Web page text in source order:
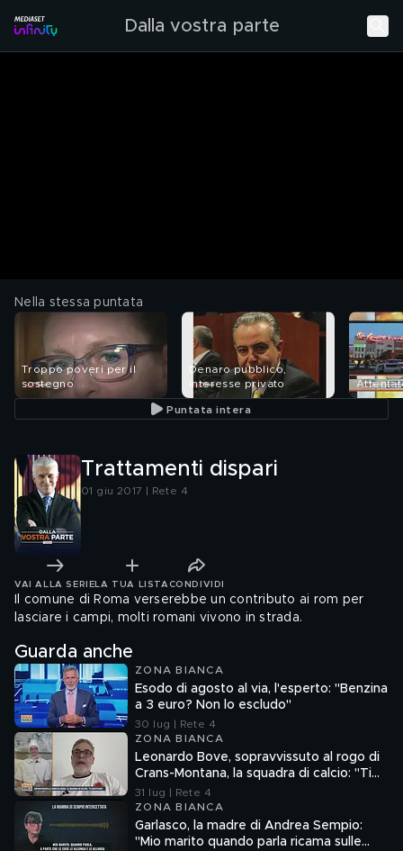
Dalla vostra parte
Nella stessa puntata
Troppo poveri per il
sostegno
Denaro pubblico,
interesse privato
Puntata intera
Trattamenti dispari
01 giu 2017 | Rete 4
VAI ALLA SERIE LA TUA LISTA CONDIVIDI
Il comune di Roma verserebbe un contributo ai rom per
lasciare i campi, molti romani vivono in strada.
Guarda anche
ZONA BIANCA
Esodo di agosto al via, l'esperto: "Benzina
a 3 euro? Non lo escludo"
30 lug | Rete 4
ZONA BIANCA
Leonardo Bove, sopravvissuto al rogo di
Crans-Montana, la squadra di calcio: "Ti
aspettiamo"
31 lug | Rete 4
ZONA BIANCA
Garlasco, la madre di Andrea Sempio:
"Mio marito quando parla ricama sulle